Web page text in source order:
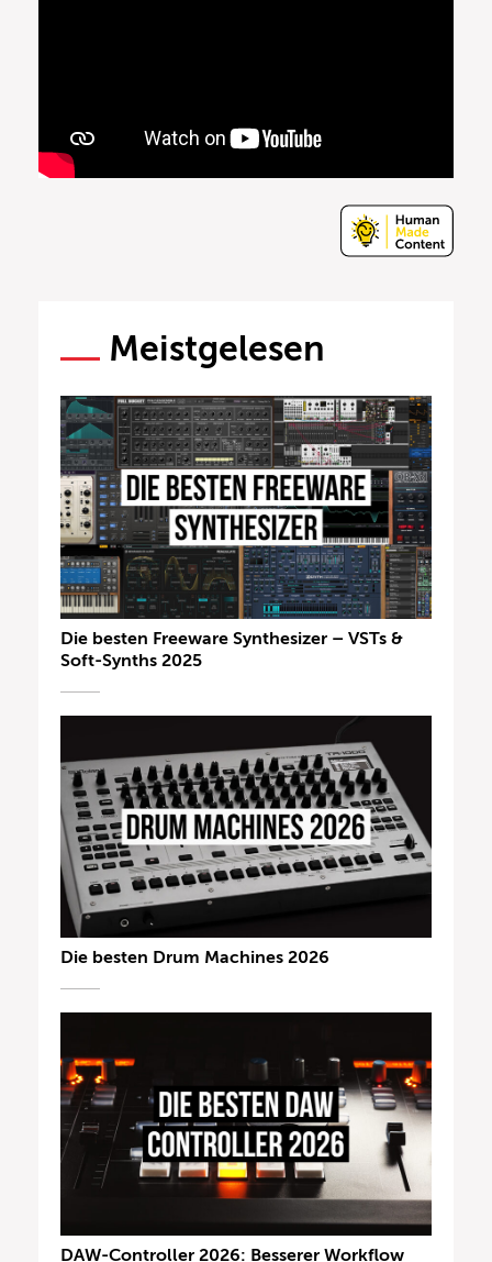
Meistgelesen
Die besten Freeware Synthesizer – VSTs &
Soft-Synths 2025
Die besten Drum Machines 2026
DAW-Controller 2026: Besserer Workflow